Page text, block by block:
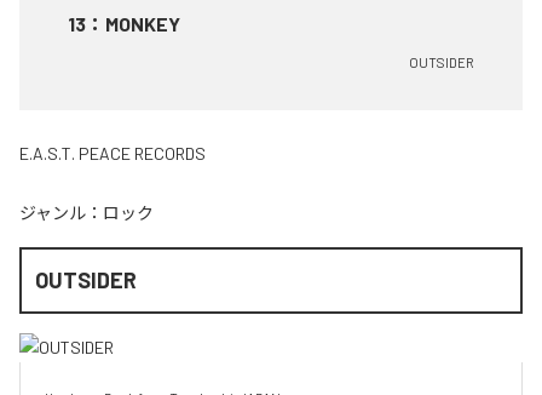
13 ： MONKEY
OUTSIDER
E.A.S.T. PEACE RECORDS
ジャンル： ロック
OUTSIDER